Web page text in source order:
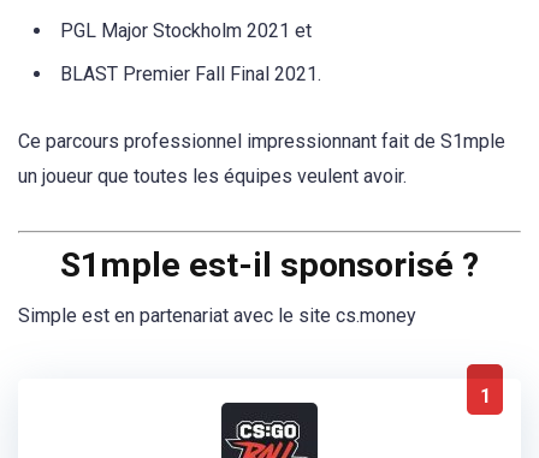
PGL Major Stockholm 2021 et
BLAST Premier Fall Final 2021.
Ce parcours professionnel impressionnant fait de S1mple
un joueur que toutes les équipes veulent avoir.
S1mple est-il sponsorisé ?
Simple est en partenariat avec le site cs.money
1